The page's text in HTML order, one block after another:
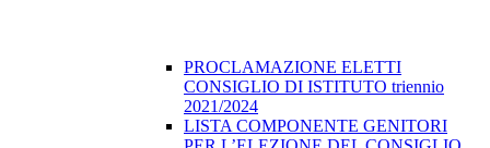
PROCLAMAZIONE ELETTI
CONSIGLIO DI ISTITUTO triennio
2021/2024
LISTA COMPONENTE GENITORI